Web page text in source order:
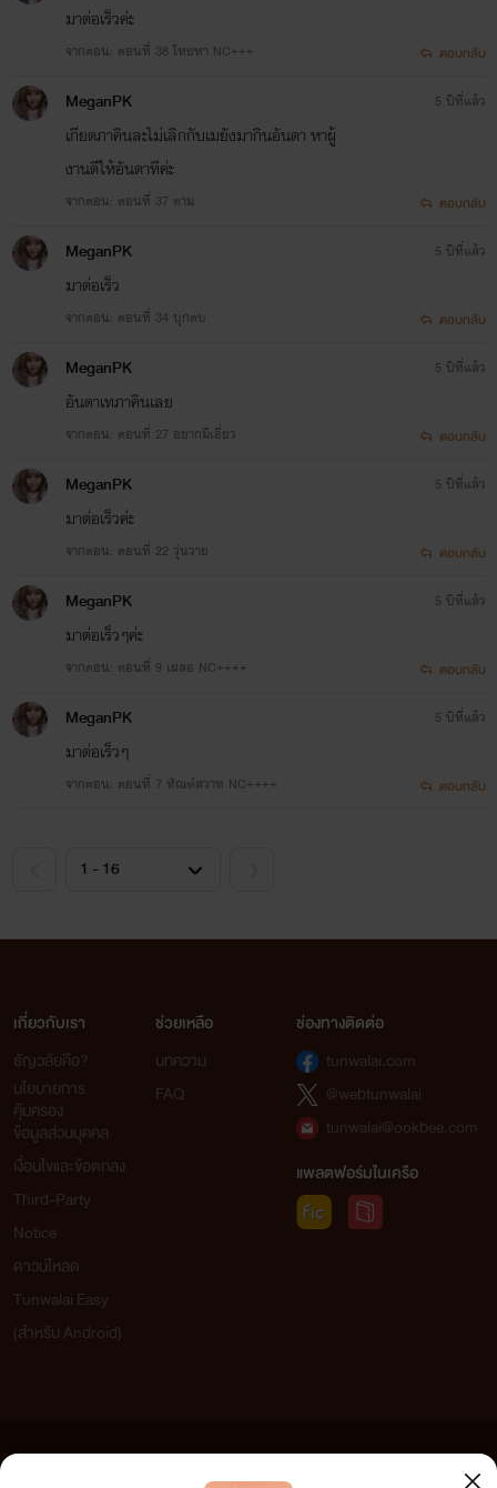
มาต่อเร็วค่ะ
จากตอน: ตอนที่ 38 โหยหา NC+++ ตอบกลับ
MeganPK
เกียดภาคินละไม่เลิกกับเมยังมากินอันดา หาผู้
งานดีให้อันดาทีค่ะ
จากตอน: ตอนที่ 37 ตาม
5 ปีที่แล้ว
ตอบกลับ
MeganPK
มาต่อเร็ว
จากตอน: ตอนที่ 34 บุกตบ
5 ปีที่แล้ว
ตอบกลับ
MeganPK
อันดาเทภาคินเลย
จากตอน: ตอนที่ 27 อยากมีเอี่ยว
5 ปีที่แล้ว
ตอบกลับ
MeganPK
มาต่อเร็วค่ะ
จากตอน: ตอนที่ 22 วุ่นวาย
5 ปีที่แล้ว
ตอบกลับ
MeganPK
มาต่อเร็วๆค่ะ
จากตอน: ตอนที่ 9 เผลอ NC++++
5 ปีที่แล้ว
ตอบกลับ
MeganPK
มาต่อเร็วๆ
จากตอน: ตอนที่ 7 ทัณฑ์สวาท NC++++
5 ปีที่แล้ว
ตอบกลับ
เกี่ยวกับเรา
ธัญวลัยคือ?
นโยบายการ
คุ้มครอง
ข้อมูลส่วนบุคคล
เงื่อนไขและข้อตกลง
Third-Party
Notice
ดาวน์โหลด
Tunwalai Easy
(สำหรับ Android)
ช่วยเหลือ
บทความ
FAQ
ช่องทางติดต่อ
tunwalai.com
@webtunwalai
tunwalai@ookbee.com
แพลตฟอร์มในเครือ